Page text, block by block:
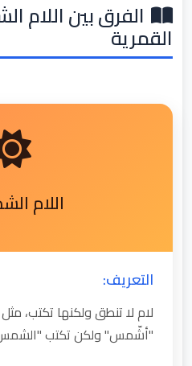
الفرق بين اللام
القمرية
اللام
التعريف:
لام لا تنطق ولكنها تكتب،
"أشّمس" ولكن تكتب